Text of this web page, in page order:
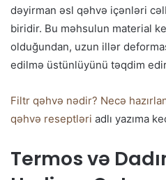
dəyirman əsl qəhvə içənləri
biridir. Bu məhsulun material
olduğundan, uzun illər
edilmə üstünlüyünü təqdim
Filtr qəhvə nədir? Necə
qəhvə reseptləri adlı yazıma
Termos və